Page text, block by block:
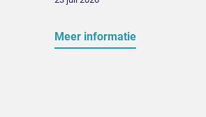
Meer informatie